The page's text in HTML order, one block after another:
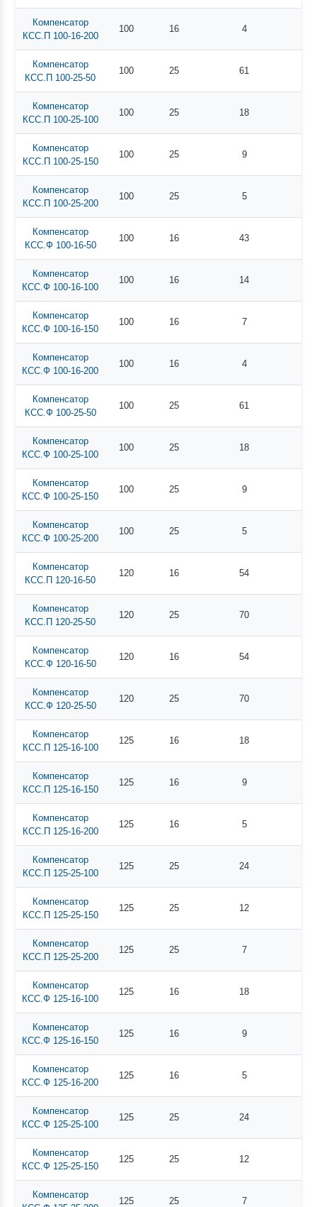
Компенсатор
КСС.П 100-16-200
100 16 4
Компенсатор
КСС.П 100-25-50
100 25 61
Компенсатор
КСС.П 100-25-100
100 25 18
Компенсатор
КСС.П 100-25-150
100 25 9
Компенсатор
КСС.П 100-25-200
100 25 5
Компенсатор
КСС.Ф 100-16-50
100 16 43
Компенсатор
КСС.Ф 100-16-100
100 16 14
Компенсатор
КСС.Ф 100-16-150
100 16 7
Компенсатор
КСС.Ф 100-16-200
100 16 4
Компенсатор
КСС.Ф 100-25-50
100 25 61
Компенсатор
КСС.Ф 100-25-100
100 25 18
Компенсатор
КСС.Ф 100-25-150
100 25 9
Компенсатор
КСС.Ф 100-25-200
100 25 5
Компенсатор
КСС.П 120-16-50
120 16 54
Компенсатор
КСС.П 120-25-50
120 25 70
Компенсатор
КСС.Ф 120-16-50
120 16 54
Компенсатор
КСС.Ф 120-25-50
120 25 70
Компенсатор
КСС.П 125-16-100
125 16 18
Компенсатор
КСС.П 125-16-150
125 16 9
Компенсатор
КСС.П 125-16-200
125 16 5
Компенсатор
КСС.П 125-25-100
125 25 24
Компенсатор
КСС.П 125-25-150
125 25 12
Компенсатор
КСС.П 125-25-200
125 25 7
Компенсатор
КСС.Ф 125-16-100
125 16 18
Компенсатор
КСС.Ф 125-16-150
125 16 9
Компенсатор
КСС.Ф 125-16-200
125 16 5
Компенсатор
КСС.Ф 125-25-100
125 25 24
Компенсатор
КСС.Ф 125-25-150
125 25 12
Компенсатор
125 25 7